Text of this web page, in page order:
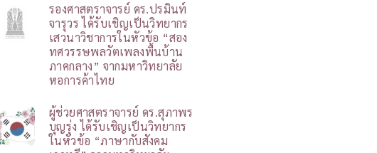
รองศาสตราจารย์ ดร.ปรมินท์
จารุวร ได้รับเชิญเป็นวิทยากร
เสวนาวิชาการในหัวข้อ “สอง
ทศวรรษพลวัตเพลงพื้นบ้าน
ภาคกลาง” จากมหาวิทยาลัย
หอการค้าไทย
ผู้ช่วยศาสตราจารย์ ดร.สุภาพร
บุญรุ่ง ได้รับเชิญเป็นวิทยากร
ในหัวข้อ “ภาษากับสังคม